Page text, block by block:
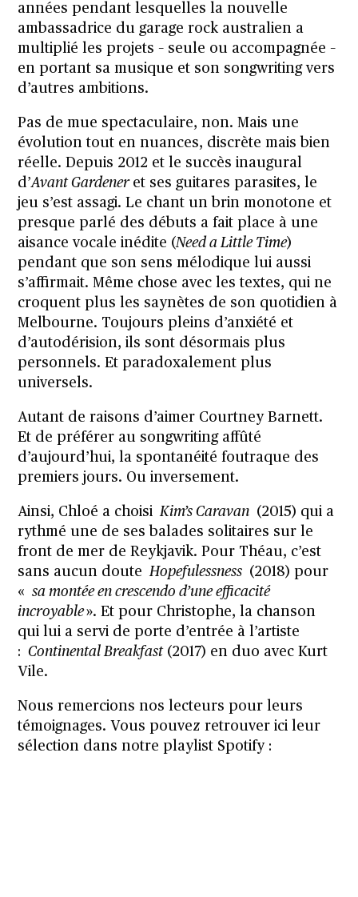
années pendant lesquelles la nouvelle
ambassadrice du garage rock australien a
multiplié les projets – seule ou accompagnée –
en portant sa musique et son songwriting vers
d’autres ambitions.
Pas de mue spectaculaire, non. Mais une
évolution tout en nuances, discrète mais bien
réelle. Depuis 2012 et le succès inaugural
d’Avant Gardener et ses guitares parasites, le
jeu s’est assagi. Le chant un brin monotone et
presque parlé des débuts a fait place à une
aisance vocale inédite (Need a Little Time)
pendant que son sens mélodique lui aussi
s’affirmait. Même chose avec les textes, qui ne
croquent plus les saynètes de son quotidien à
Melbourne. Toujours pleins d’anxiété et
d’autodérision, ils sont désormais plus
personnels. Et paradoxalement plus
universels.
Autant de raisons d’aimer Courtney Barnett.
Et de préférer au songwriting affûté
d’aujourd’hui, la spontanéité foutraque des
premiers jours. Ou inversement.
Ainsi, Chloé a choisiKim’s Caravan (2015) qui a
rythmé une de ses balades solitaires sur le
front de mer de Reykjavik. Pour Théau, c’est
sans aucun douteHopefulessness (2018) pour
«sa montée en crescendo d’une efficacité
incroyable». Et pour Christophe, la chanson
qui lui a servi de porte d’entrée à l’artiste
:Continental Breakfast(2017) en duo avec Kurt
Vile.
Nous remercions nos lecteurs pour leurs
témoignages. Vous pouvez retrouver ici leur
sélection dans notre playlist Spotify :